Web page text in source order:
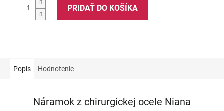
PRIDAŤ DO KOŠÍKA
Popis Hodnotenie
Náramok z chirurgickej ocele Niana